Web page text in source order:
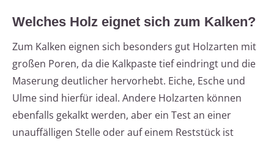
Welches Holz eignet sich zum Kalken?
Zum Kalken eignen sich besonders gut Holzarten mit
großen Poren, da die Kalkpaste tief eindringt und die
Maserung deutlicher hervorhebt. Eiche, Esche und
Ulme sind hierfür ideal. Andere Holzarten können
ebenfalls gekalkt werden, aber ein Test an einer
unauffälligen Stelle oder auf einem Reststück ist